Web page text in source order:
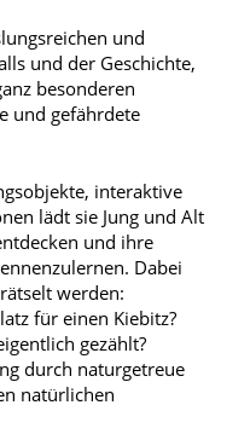
und
und der Geschichte,
besonderen
und gefährdete
interaktive
lädt sie Jung und Alt
und ihre
Dabei
werden:
für einen Kiebitz?
gezählt?
durch naturgetreue
natürlichen